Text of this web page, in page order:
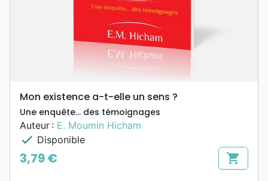
Mon existence a-t-elle un sens ?
Une enquête… des témoignages
Auteur : E. Moumin Hicham
check Disponible
Prix
3,79 € shopping_cart